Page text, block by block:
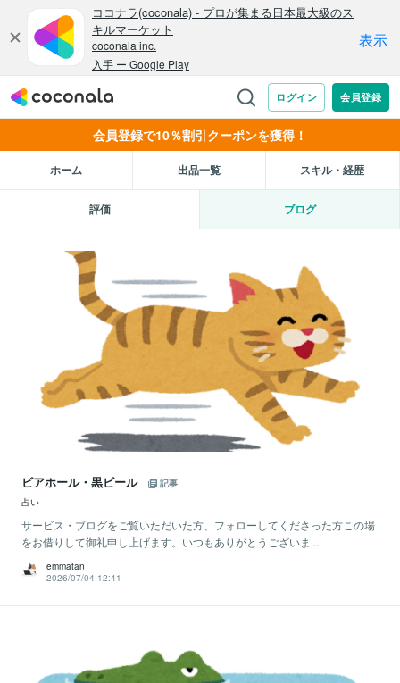
会員登録で10％割引クーポンを獲得！
ホーム 出品一覧 スキル・経歴
評価 ブログ
ビアホール・黒ビール
記事
占い
サービス・ブログをご覧いただいた方、フォローしてくださった方この場
をお借りして御礼申し上げます。いつもありがとうございま...
emmatan
2026/07/04 12:41